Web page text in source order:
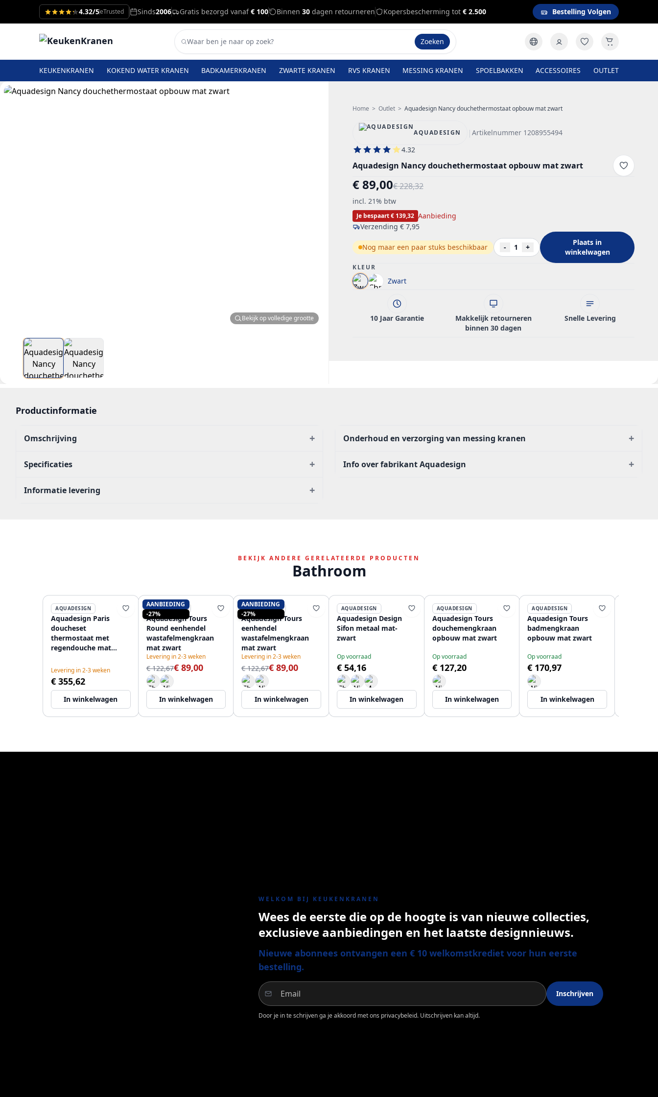
4.32/5eTrusted Sinds2006 Gratis bezorgd vanaf€ 100 Binnen 30 dagen retourneren Kopersbescherming tot € 2.500 Bestelling Volgen
Zoeken
KEUKENKRANEN KOKEND WATER KRANEN BADKAMERKRANEN ZWARTE KRANEN RVS KRANEN MESSING KRANEN SPOELBAKKEN ACCESSOIRES OUTLET
Bekijk op volledige grootte
Home > Outlet > Aquadesign Nancy douchethermostaat opbouw mat zwart
AQUADESIGN | Artikelnummer 1208955494
4.32
Aquadesign Nancy douchethermostaat opbouw mat zwart
€ 89,00€ 228,32
incl. 21% btw
Je bespaart € 139,32 Aanbieding
Verzending € 7,95
Nog maar een paar stuks beschikbaar - 1 +
Plaats in
winkelwagen
KLEUR
Zwart
10 Jaar Garantie
Makkelijk retourneren
binnen 30 dagen
Snelle Levering
Productinformatie
Omschrijving +
Specificaties +
Informatie levering +
Onderhoud en verzorging van messing kranen +
Info over fabrikant Aquadesign +
BEKIJK ANDERE GERELATEERDE PRODUCTEN
Bathroom
AQUADESIGN
Aquadesign Paris
doucheset
thermostaat met
regendouche mat
Levering in 2-3 weken
€ 355,62
In winkelwagen
AANBIEDING
-27%
AQUADESIGN
Aquadesign Tours
Round eenhendel
wastafelmengkraan
mat zwart
Levering in 2-3 weken
€ 122,67€ 89,00
In winkelwagen
AANBIEDING
-27%
AQUADESIGN
Aquadesign Tours
eenhendel
wastafelmengkraan
mat zwart
Levering in 2-3 weken
€ 122,67€ 89,00
In winkelwagen
AQUADESIGN
Aquadesign Design
Sifon metaal mat-
zwart
Op voorraad
€ 54,16
In winkelwagen
AQUADESIGN
Aquadesign Tours
douchemengkraan
opbouw mat zwart
Op voorraad
€ 127,20
In winkelwagen
AQUADESIGN
Aquadesign Tours
badmengkraan
opbouw mat zwart
Op voorraad
€ 170,97
In winkelwagen
WELKOM BIJ KEUKENKRANEN
Wees de eerste die op de hoogte is van nieuwe collecties,
exclusieve aanbiedingen en het laatste designnieuws.
Nieuwe abonnees ontvangen een € 10 welkomstkrediet voor hun eerste
bestelling.
Inschrijven
Door je in te schrijven ga je akkoord met ons privacybeleid. Uitschrijven kan altijd.